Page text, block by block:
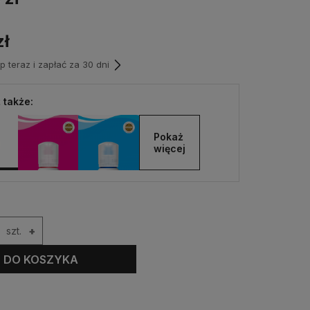
teraz i zapłać za 30 dni
także:
Pokaż
więcej
szt. +
DO KOSZYKA